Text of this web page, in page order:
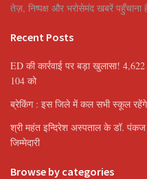
तेज़, निष्पक्ष और भरोसेमंद खबरें पहुँचाना
Recent Posts
ED की कार्रवाई पर बड़ा खुलासा!
104 को
ब्रेकिंग : इस जिले में कल सभी स्कूल
श्री महंत इन्दिरेश अस्पताल के डॉ. पंकज
जिम्मेदारी
Browse by categories